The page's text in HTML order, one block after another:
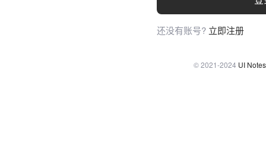
还没有账号? 立即注册
© 2021-2024 UI Notes